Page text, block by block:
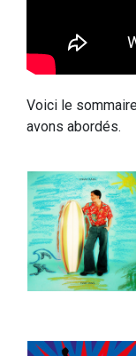
Voici le
avons abordés.